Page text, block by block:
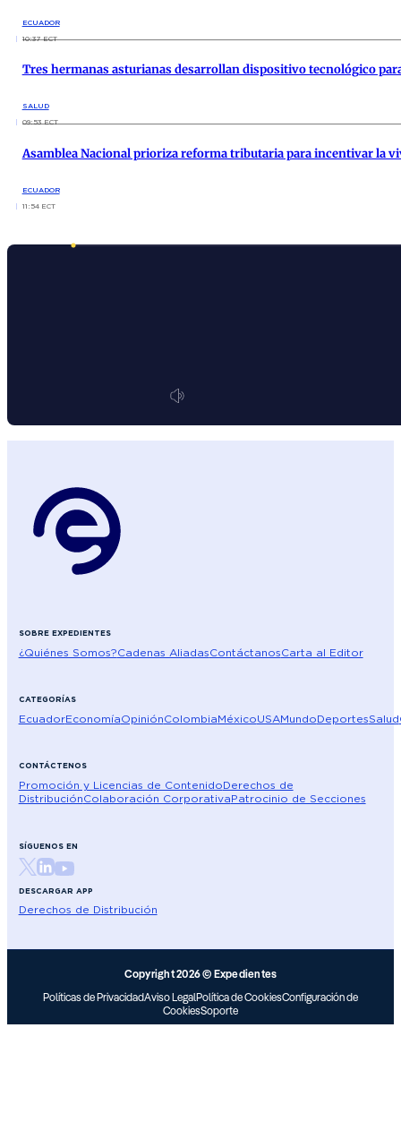
ECUADOR
10:37 ECT
Tres hermanas asturianas desarrollan dispositivo tecnológico
SALUD
09:53 ECT
Asamblea Nacional prioriza reforma tributaria para incentivar la
ECUADOR
11:54 ECT
SOBRE EXPEDIENTES
¿Quiénes Somos?Cadenas AliadasContáctanosCarta al Editor
CATEGORÍAS
EcuadorEconomíaOpiniónColombiaMéxicoUSAMundoDeportesSalud
CONTÁCTENOS
Promoción y Licencias de ContenidoDerechos de
DistribuciónColaboración CorporativaPatrocinio de Secciones
SÍGUENOS EN
DESCARGAR APP
Derechos de Distribución
Copyright 2026 © Expedientes
Políticas de PrivacidadAviso LegalPolítica de CookiesConfiguración de
CookiesSoporte